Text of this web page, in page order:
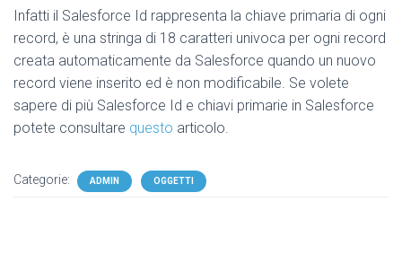
Infatti il Salesforce Id rappresenta la chiave primaria di ogni
record, è una stringa di 18 caratteri univoca per ogni record
creata automaticamente da Salesforce quando un nuovo
record viene inserito ed è non modificabile. Se volete
sapere di più Salesforce Id e chiavi primarie in Salesforce
potete consultare questo articolo.
Categorie: ADMIN OGGETTI